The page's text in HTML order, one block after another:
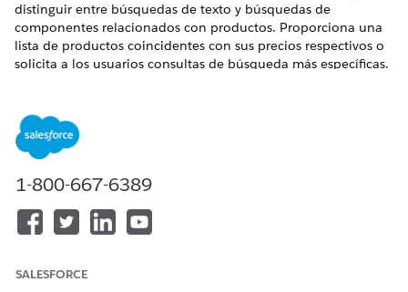
distinguir entre búsquedas de texto y búsquedas de
componentes relacionados con productos. Proporciona una
lista de productos coincidentes con sus precios respectivos o
solicita a los usuarios consultas de búsqueda más específicas.
Disponible en: Lightning Experience
Unlimited EditionyDeveloper Edition
1 Automotive Edition. Requiere que cada usuario tenga el
complemento Agentforce for Automotive para acceder a la
1-800-667-6389
SALESFORCE